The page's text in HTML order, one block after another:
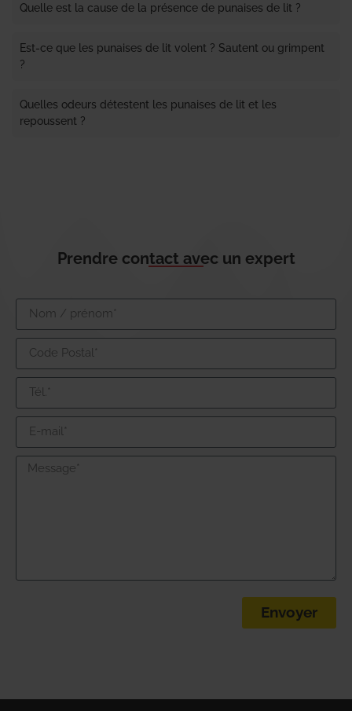
Quelle est la cause de la présence de punaises de lit ?
Est-ce que les punaises de lit volent ? Sautent ou grimpent
?
Quelles odeurs détestent les punaises de lit et les
repoussent ?
Prendre contact avec un expert
Envoyer